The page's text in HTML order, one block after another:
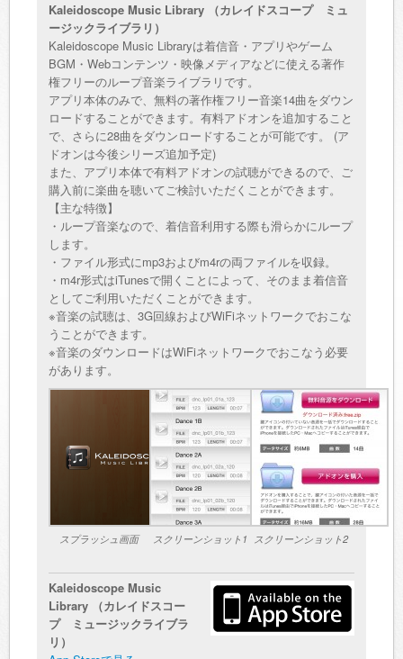
Kaleidoscope Music Library （カレイドスコープ ミュ
ージックライブラリ）
Kaleidoscope Music Libraryは着信音・アプリやゲーム
BGM・Webコンテンツ・映像メディアなどに使える著作
権フリーのループ音楽ライブラリです。
アプリ本体のみで、無料の著作権フリー音楽14曲をダウン
ロードすることができます。有料アドオンを追加すること
で、さらに28曲をダウンロードすることが可能です。 (ア
ドオンは今後シリーズ追加予定)
また、アプリ本体で有料アドオンの試聴ができるので、ご
購入前に楽曲を聴いてご検討いただくことができます。
【主な特徴】
・ループ音楽なので、着信音利用する際も滑らかにループ
します。
・ファイル形式にmp3およびm4rの両ファイルを収録。
・m4r形式はiTunesで開くことによって、そのまま着信音
としてご利用いただくことができます。
※音楽の試聴は、3G回線およびWiFiネットワークでおこな
うことができます。
※音楽のダウンロードはWiFiネットワークでおこなう必要
があります。
スプラッシュ画面 スクリーンショット1 スクリーンショット2
Kaleidoscope Music
Library （カレイドスコー
プ ミュージックライブラ
リ）